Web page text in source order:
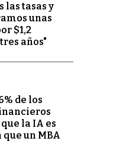
las tasas y
unas
$1,2
años"
de los
la IA es
un MBA